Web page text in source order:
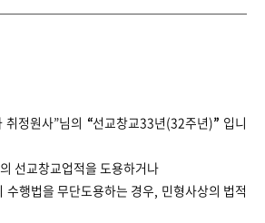
정원사”님의 “선교창교33년(32주년)” 입니
선교창교업적을 도용하거나
수행법을 무단도용하는 경우, 민형사상의 법적